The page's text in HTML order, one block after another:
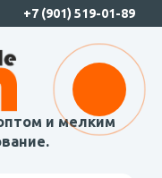
+7 (901) 519-01-89
и мелким